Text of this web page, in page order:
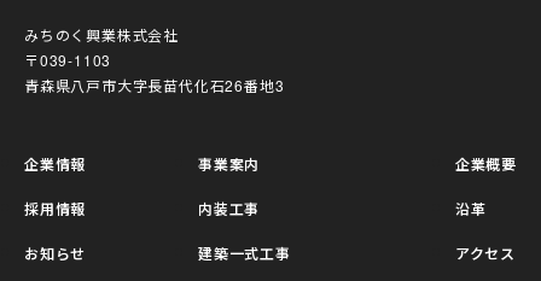
みちのく興業株式会社
〒039-1103
青森県八戸市大字長苗代化石26番地3
企業情報
採用情報
お知らせ
事業案内
内装工事
建築一式工事
企業概要
沿革
アクセス